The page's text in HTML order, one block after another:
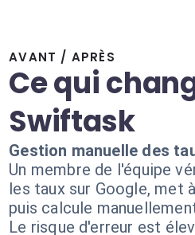
AVANT / APRÈS
Ce qui
Swiftask
Gestion manuelle des
Un membre de l'équipe
les taux sur Google, met
puis calcule
Le risque d'erreur est